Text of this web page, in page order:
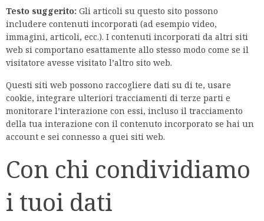
Testo suggerito: Gli articoli su questo sito possono
includere contenuti incorporati (ad esempio video,
immagini, articoli, ecc.). I contenuti incorporati da altri siti
web si comportano esattamente allo stesso modo come se il
visitatore avesse visitato l’altro sito web.
Questi siti web possono raccogliere dati su di te, usare
cookie, integrare ulteriori tracciamenti di terze parti e
monitorare l’interazione con essi, incluso il tracciamento
della tua interazione con il contenuto incorporato se hai un
account e sei connesso a quei siti web.
Con chi condividiamo
i tuoi dati